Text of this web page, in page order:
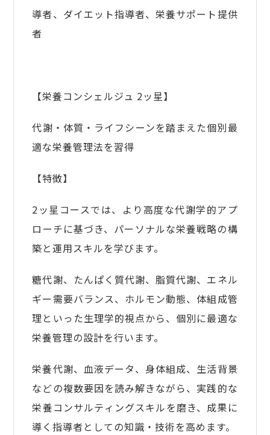
導者、ダイエット指導者、栄養サポート提供
者
【栄養コンシェルジュ 2ッ星】
代謝・体質・ライフシーンを踏まえた個別最
適な栄養管理法を習得
【特徴】
2ッ星コースでは、より高度な代謝学的アプ
ローチに基づき、パーソナルな栄養戦略の構
築と運用スキルを学びます。
糖代謝、たんぱく質代謝、脂質代謝、エネル
ギー需要バランス、ホルモン動態、体組成管
理といった生理学的視点から、個別に最適な
栄養管理の設計を行います。
栄養代謝、血液データ、身体組成、生活背景
などの複数要因を読み解きながら、実践的な
栄養コンサルティングスキルを磨き、成果に
導く指導者としての知識・技術を高めます。